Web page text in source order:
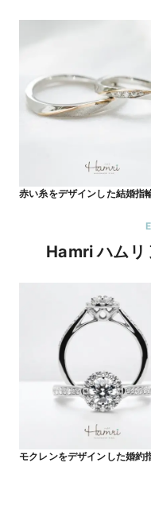
赤い糸をデザインした結婚指
Hamri ハムリ
モクレンをデザインした婚約